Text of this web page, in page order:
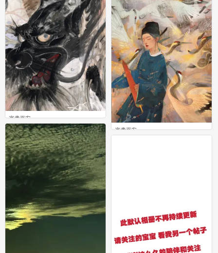
富贵平安
0
富贵平安
0